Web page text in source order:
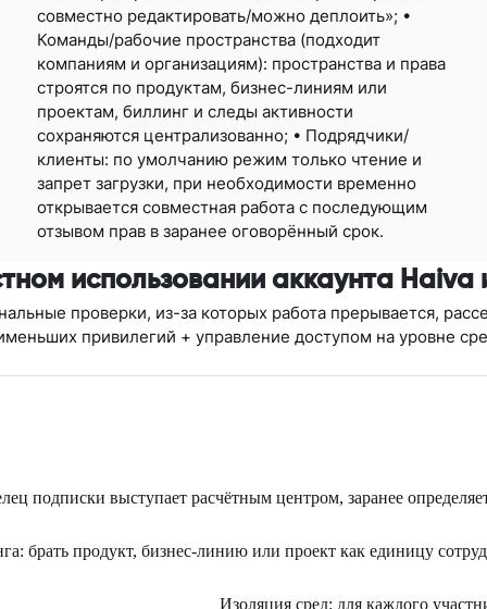
совместно редактировать/можно деплоить»; •
Команды/рабочие пространства (подходит
компаниям и организациям): пространства и права
строятся по продуктам, бизнес-линиям или
проектам, биллинг и следы активности
сохраняются централизованно; • Подрядчики/
клиенты: по умолчанию режим только чтение и
запрет загрузки, при необходимости временно
открывается совместная работа с последующим
отзывом прав в заранее оговорённый срок.
использовании аккаунта
проверки, из-за которых работа прерывается,
привилегий + управление доступом на уровне
подписки выступает расчётным центром, заранее
брать продукт, бизнес-линию или проект как единицу
Изоляция сред: для каждого